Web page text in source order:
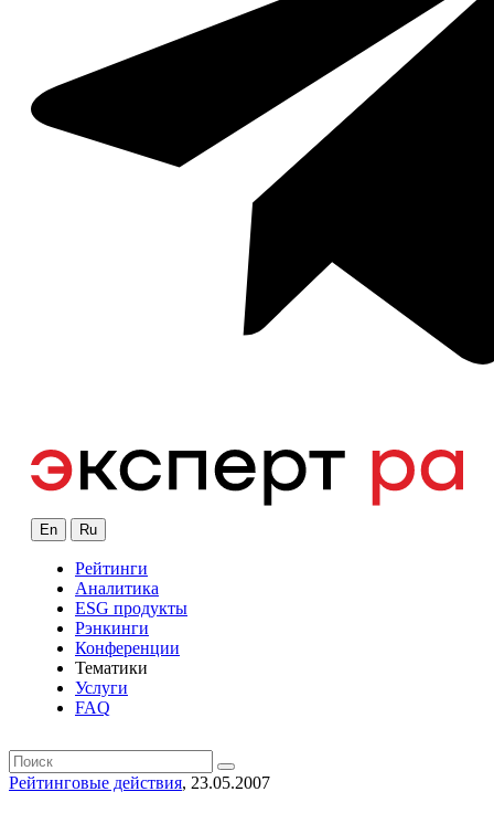
En Ru
Рейтинги
Аналитика
ESG продукты
Рэнкинги
Конференции
Тематики
Услуги
FAQ
Рейтинговые действия, 23.05.2007